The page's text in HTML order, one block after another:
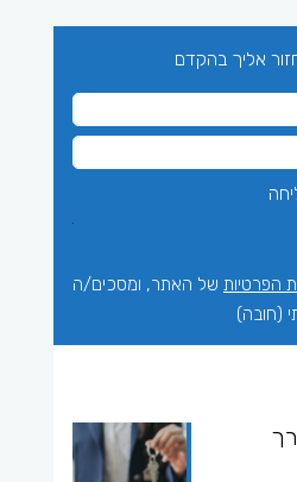
אליך בהקדם
הפרטיות של האתר, ומסכים/ה
(חובה)